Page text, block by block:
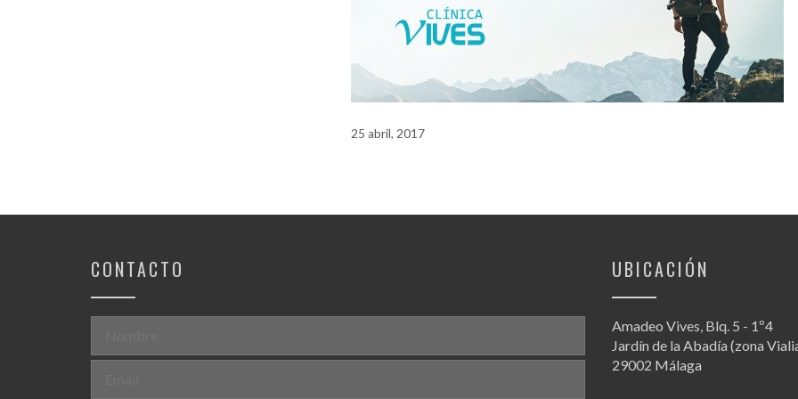
25 abril, 2017
CONTACTO UBICACIÓN
Amadeo Vives, Blq. 5 - 1º4
Jardín de la Abadía (zona
29002 Málaga